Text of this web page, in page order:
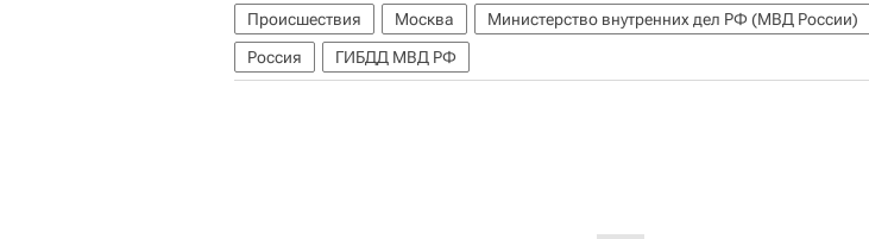
Происшествия Москва Министерство внутренних дел РФ (МВД России)
Россия
ГИБДД МВД РФ